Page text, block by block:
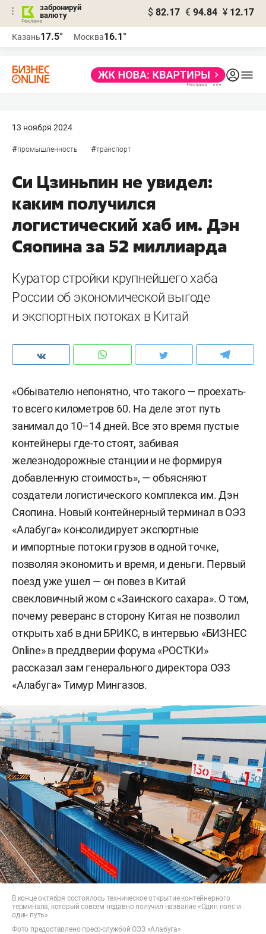
забронируй
валюту
$ 82.17 € 94.84 ¥ 12.17
Казань17.5° Москва16.1°
13 ноября 2024
#промышленность #транспорт
Си Цзиньпин не увидел:
каким получился
логистический хаб им. Дэн
Сяопина за 52 миллиарда
Куратор стройки крупнейшего хаба
России об экономической выгоде
и экспортных потоках в Китай
«Обывателю непонятно, что такого — проехать-
то всего километров 60. На деле этот путь
занимал до 10–14 дней. Все это время пустые
контейнеры где-то стоят, забивая
железнодорожные станции и не формируя
добавленную стоимость», — объясняют
создатели логистического комплекса им. Дэн
Сяопина. Новый контейнерный терминал в ОЭЗ
«Алабуга» консолидирует экспортные
и импортные потоки грузов в одной точке,
позволяя экономить и время, и деньги. Первый
поезд уже ушел — он повез в Китай
свекловичный жом с «Заинского сахара». О том,
почему реверанс в сторону Китая не позволил
открыть хаб в дни БРИКС, в интервью «БИЗНЕС
Online» в преддверии форума «РОСТКИ»
рассказал зам генерального директора ОЭЗ
«Алабуга» Тимур Мингазов.
В конце октября состоялось техническое открытие контейнерного
терминала, который совсем недавно получил название «Один пояс и
один путь»
Фото предоставлено пресс-службой ОЭЗ «Алабуга»